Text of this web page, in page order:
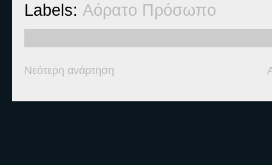
Labels: Αόρατο Πρόσωπο
Νεότερη ανάρτηση